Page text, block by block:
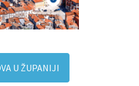
U ŽUPANIJI